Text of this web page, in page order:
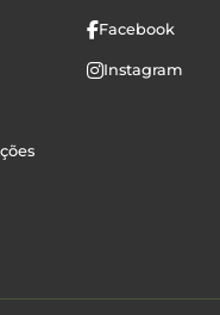
Facebook
Instagram